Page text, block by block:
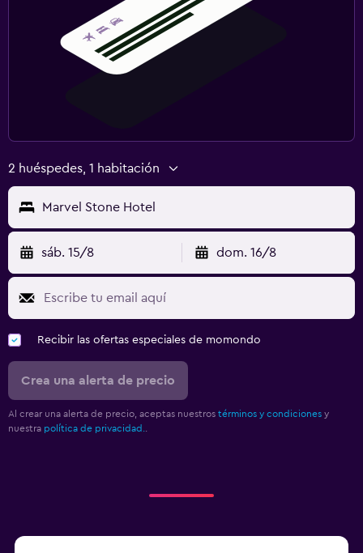
2 huéspedes, 1 habitación
Marvel Stone Hotel
sáb. 15/8 dom. 16/8
Recibir las ofertas especiales de momondo
Crea una alerta de precio
Al crear una alerta de precio, aceptas nuestros términos y condiciones y
nuestra política de privacidad.